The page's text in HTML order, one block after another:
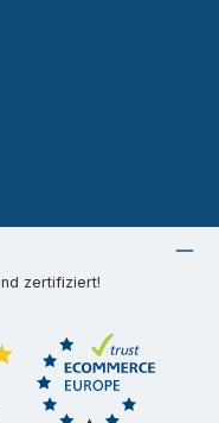
zertifiziert!